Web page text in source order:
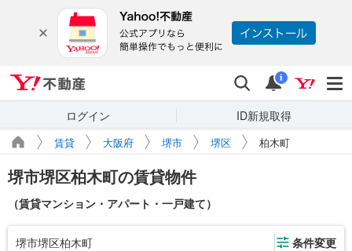
検索 通知
i
ログイン ID新規取得
賃貸 大阪府 堺市 堺区 柏木町
堺市堺区柏木町の賃貸物件
（賃貸マンション・アパート・一戸建て）
堺市堺区柏木町 条件変更